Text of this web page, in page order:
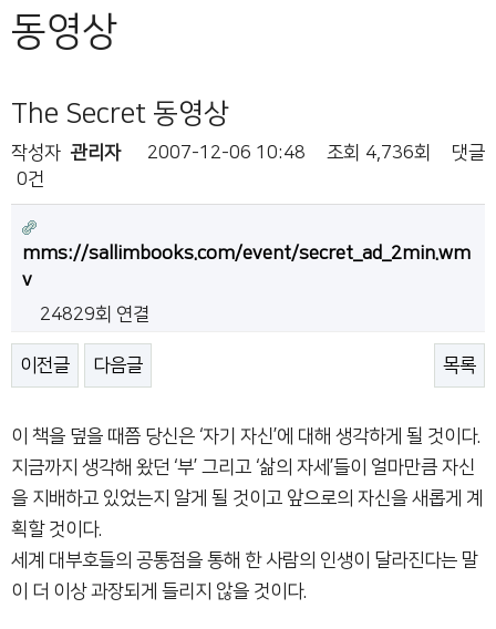
동영상
The Secret 동영상
작성자 관리자 2007-12-06 10:48 조회 4,736회
댓글
0건
mms://sallimbooks.com/event/secret_ad_2min.wm
v
24829회 연결
이전글 다음글 목록
이 책을 덮을 때쯤 당신은 ‘자기 자신’에 대해 생각하게 될 것이다.
지금까지 생각해 왔던 ‘부’ 그리고 ‘삶의 자세’들이 얼마만큼 자신
을 지배하고 있었는지 알게 될 것이고 앞으로의 자신을 새롭게 계
획할 것이다.
세계 대부호들의 공통점을 통해 한 사람의 인생이 달라진다는 말
이 더 이상 과장되게 들리지 않을 것이다.